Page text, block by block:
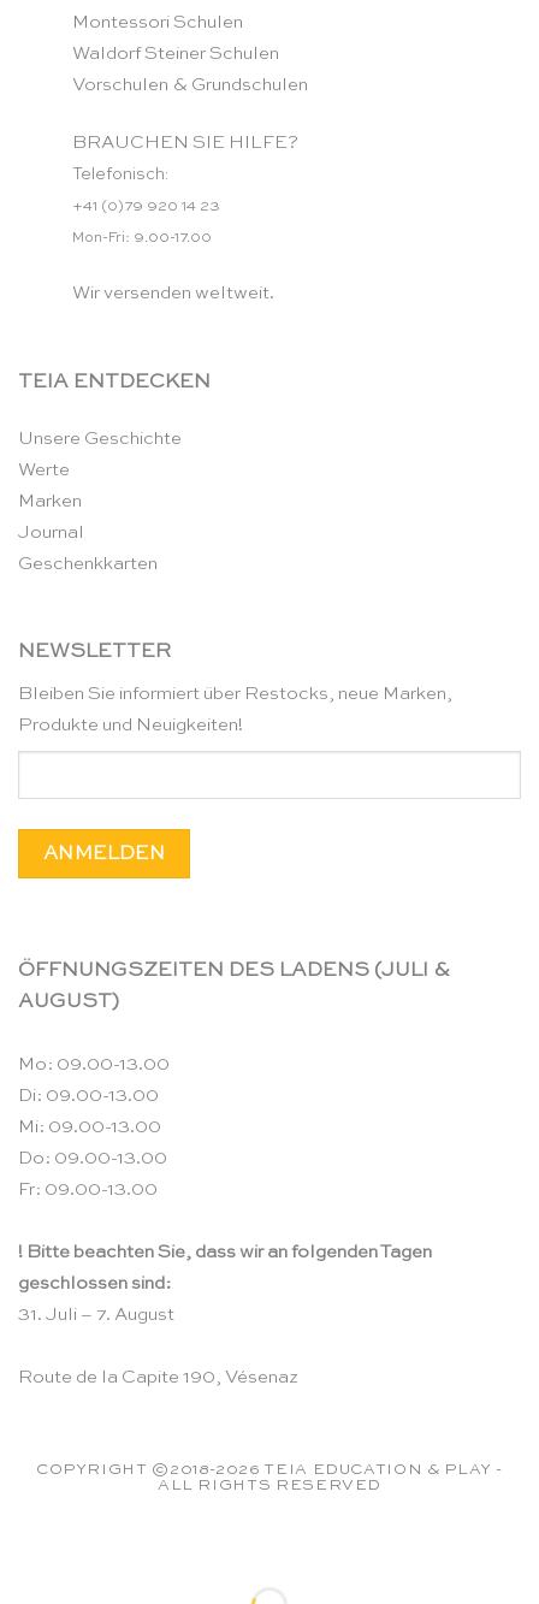
Montessori Schulen
Waldorf Steiner Schulen
Vorschulen & Grundschulen
BRAUCHEN SIE HILFE?
Telefonisch:
+41 (0)79 920 14 23
Mon-Fri: 9.00-17.00
Wir versenden weltweit.
TEIA ENTDECKEN
Unsere Geschichte
Werte
Marken
Journal
Geschenkkarten
NEWSLETTER
Bleiben Sie informiert über Restocks, neue Marken,
Produkte und Neuigkeiten!
ÖFFNUNGSZEITEN DES LADENS (JULI &
AUGUST)
Mo: 09.00-13.00
Di: 09.00-13.00
Mi: 09.00-13.00
Do: 09.00-13.00
Fr: 09.00-13.00
! Bitte beachten Sie, dass wir an folgenden Tagen
geschlossen sind:
31. Juli – 7. August
Route de la Capite 190, Vésenaz
COPYRIGHT ©2018-2026 TEIA EDUCATION & PLAY -
ALL RIGHTS RESERVED